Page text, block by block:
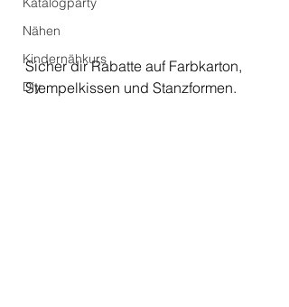
Nähen
Kindernähkurs
Diy
Sicher dir Rabatte auf Farbkarton,
Stempelkissen und Stanzformen.